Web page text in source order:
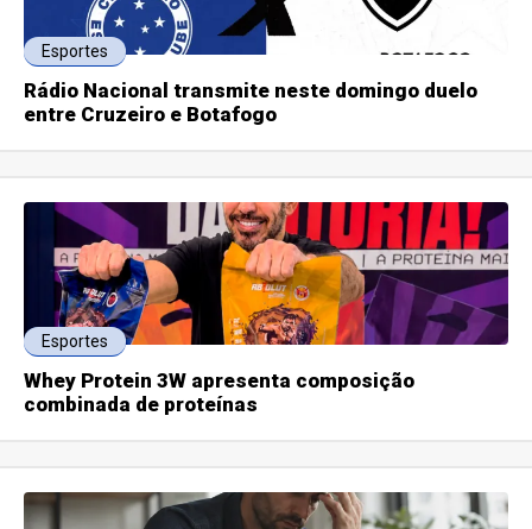
Esportes
Rádio Nacional transmite neste domingo duelo
entre Cruzeiro e Botafogo
Esportes
Whey Protein 3W apresenta composição
combinada de proteínas